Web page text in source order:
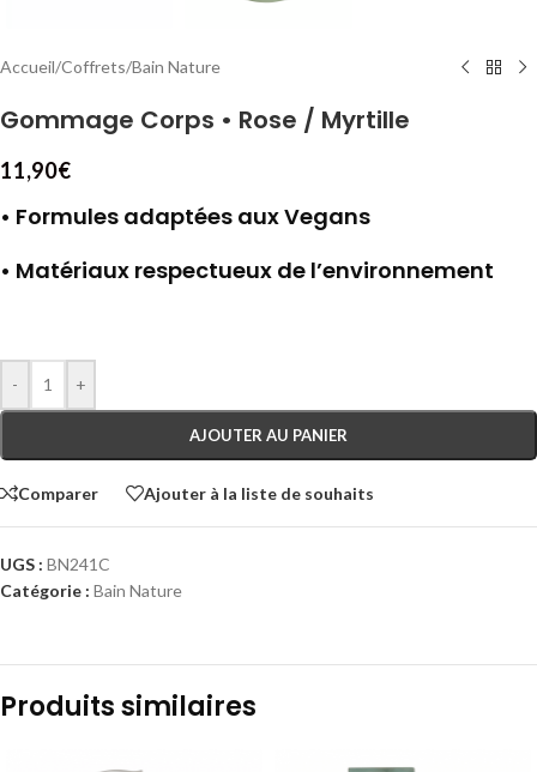
Accueil/Coffrets/Bain Nature
Gommage Corps • Rose / Myrtille
11,90€
• Formules adaptées aux Vegans
• Matériaux respectueux de l’environnement
- +
AJOUTER AU PANIER
Comparer Ajouter à la liste de souhaits
UGS : BN241C
Catégorie : Bain Nature
Produits similaires